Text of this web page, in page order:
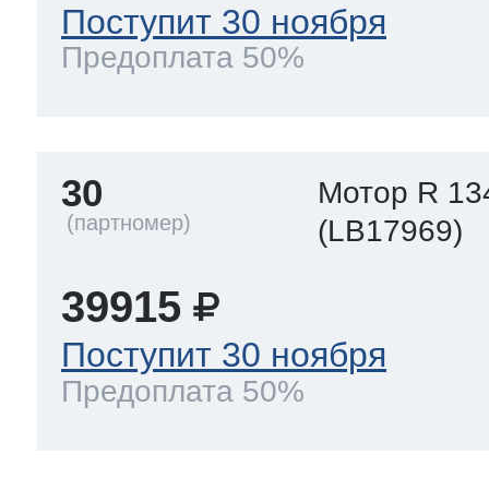
Поступит 30 ноября
Предоплата 50%
30
Мотор R
(LB17969)
39915
Поступит 30 ноября
Предоплата 50%